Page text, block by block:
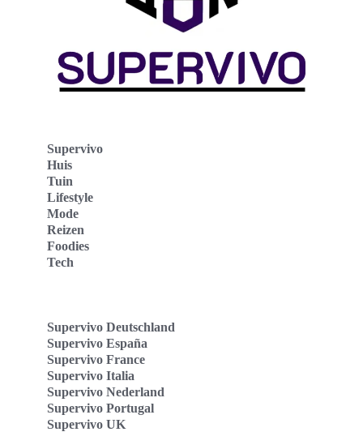
Supervivo
Huis
Tuin
Lifestyle
Mode
Reizen
Foodies
Tech
Supervivo Deutschland
Supervivo España
Supervivo France
Supervivo Italia
Supervivo Nederland
Supervivo Portugal
Supervivo UK